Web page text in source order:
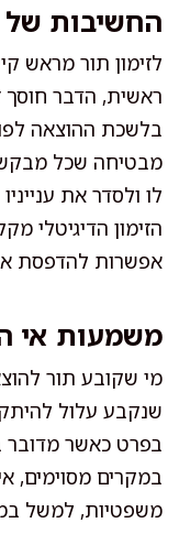
החשיבות של
לזימון תור מראש
ראשית, הדבר חוסך
בלשכת ההוצאה
מבטיחה שכל מבקש
לו ולסדר את
הזימון הדיגיטלי
אפשרות להדפסת
משמעות אי
מי שקובע תור
שנקבע עלול
בפרט כאשר מדובר
במקרים מסוימים,
משפטיות, למשל